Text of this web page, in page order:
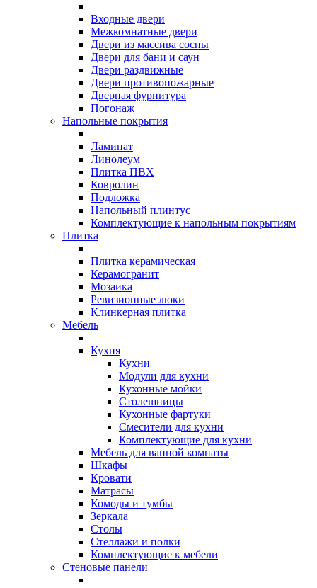
Входные двери
Межкомнатные двери
Двери из массива сосны
Двери для бани и саун
Двери раздвижные
Двери противопожарные
Дверная фурнитура
Погонаж
Напольные покрытия
Ламинат
Линолеум
Плитка ПВХ
Ковролин
Подложка
Напольный плинтус
Комплектующие к напольным покрытиям
Плитка
Плитка керамическая
Керамогранит
Мозаика
Ревизионные люки
Клинкерная плитка
Мебель
Кухня
Кухни
Модули для кухни
Кухонные мойки
Столешницы
Кухонные фартуки
Смесители для кухни
Комплектующие для кухни
Мебель для ванной комнаты
Шкафы
Кровати
Матрасы
Комоды и тумбы
Зеркала
Столы
Стеллажи и полки
Комплектующие к мебели
Стеновые панели